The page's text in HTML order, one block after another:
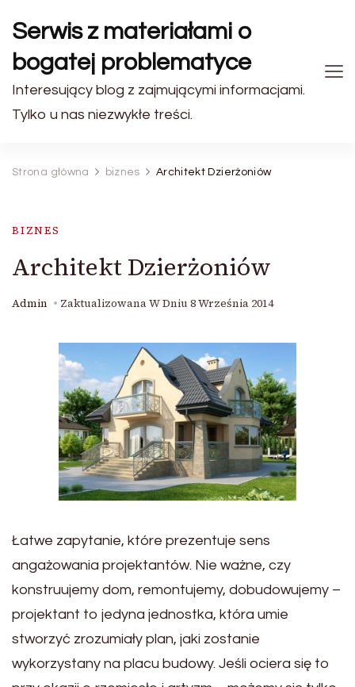
Serwis z materiałami o
bogatej problematyce
Interesujący blog z zajmującymi informacjami.
Tylko u nas niezwykłe treści.
Strona główna biznes Architekt Dzierżoniów
BIZNES
Architekt Dzierżoniów
Admin Zaktualizowana W Dniu 8 Września 2014
Łatwe zapytanie, które prezentuje sens
angażowania projektantów. Nie ważne, czy
konstruujemy dom, remontujemy, dobudowujemy –
projektant to jedyna jednostka, która umie
stworzyć zrozumiały plan, jaki zostanie
wykorzystany na placu budowy. Jeśli ociera się to